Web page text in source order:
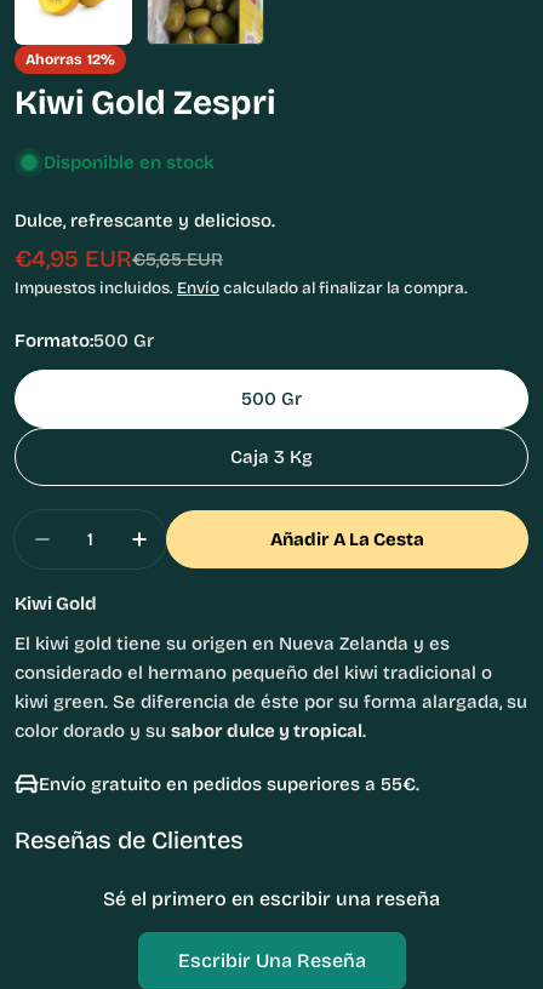
Ahorras 12%
Kiwi Gold Zespri
Disponible en stock
Dulce, refrescante y delicioso.
Precio
de
€4,95 EUR
Precio
habitual
€5,65 EUR
Impuestos incluidos. Envíocalculado al finalizar la compra.
Formato:500 Gr
500 Gr
Caja 3 Kg
Disminuir Cantidad Para Kiwi Gold Zespri
Aumentar Cantidad Para Kiwi Gold
Añadir A La Cesta
Kiwi Gold
El kiwi gold tiene su origen en Nueva Zelanda y es
considerado el hermano pequeño del kiwi tradicional o
kiwi green. Se diferencia de éste por su forma alargada, su
color dorado y su sabor dulce y tropical.
Envío gratuito en pedidos superiores a 55€.
Reseñas de Clientes
Sé el primero en escribir una reseña
Escribir Una Reseña